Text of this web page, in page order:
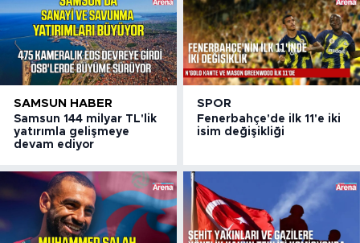
SAMSUN HABER
Samsun 144 milyar TL'lik
yatırımla gelişmeye
devam ediyor
SPOR
Fenerbahçe'de ilk 11'e iki
isim değişikliği